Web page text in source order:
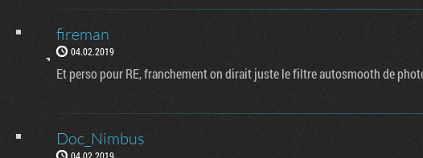
fireman
04.02.2019
Et perso pour RE, franchement on dirait juste le filtre autosmooth de
Doc_Nimbus